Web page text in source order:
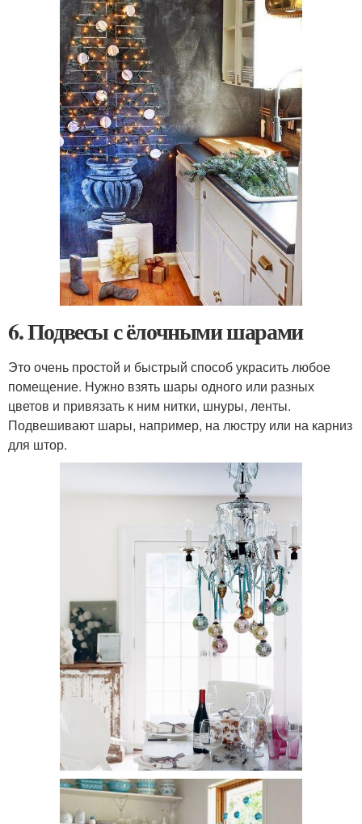
6. Подвесы с ёлочными шарами
Это очень простой и быстрый способ украсить любое
помещение. Нужно взять шары одного или разных
цветов и привязать к ним нитки, шнуры, ленты.
Подвешивают шары, например, на люстру или на карниз
для штор.